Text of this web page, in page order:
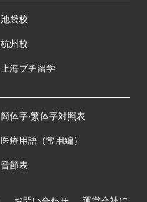
池袋校
杭州校
上海プチ留学
簡体字·繁体字対照表
医療用語（常用編）
音節表